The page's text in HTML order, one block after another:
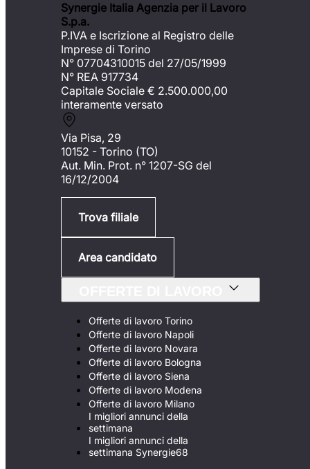
Synergie Italia Agenzia per il Lavoro
S.p.a.
P.IVA e Iscrizione al Registro delle
Imprese di Torino
N° 07704310015 del 27/05/1999
N° REA 917734
Capitale Sociale € 2.500.000,00
interamente versato
Via Pisa, 29
10152 - Torino (TO)
Aut. Min. Prot. n° 1207-SG del
16/12/2004
Trova filiale
Area candidato
Offerte di lavoro Torino
Offerte di lavoro Napoli
Offerte di lavoro Novara
Offerte di lavoro Bologna
Offerte di lavoro Siena
Offerte di lavoro Modena
Offerte di lavoro Milano
I migliori annunci della
settimana
I migliori annunci della
settimana Synergie68